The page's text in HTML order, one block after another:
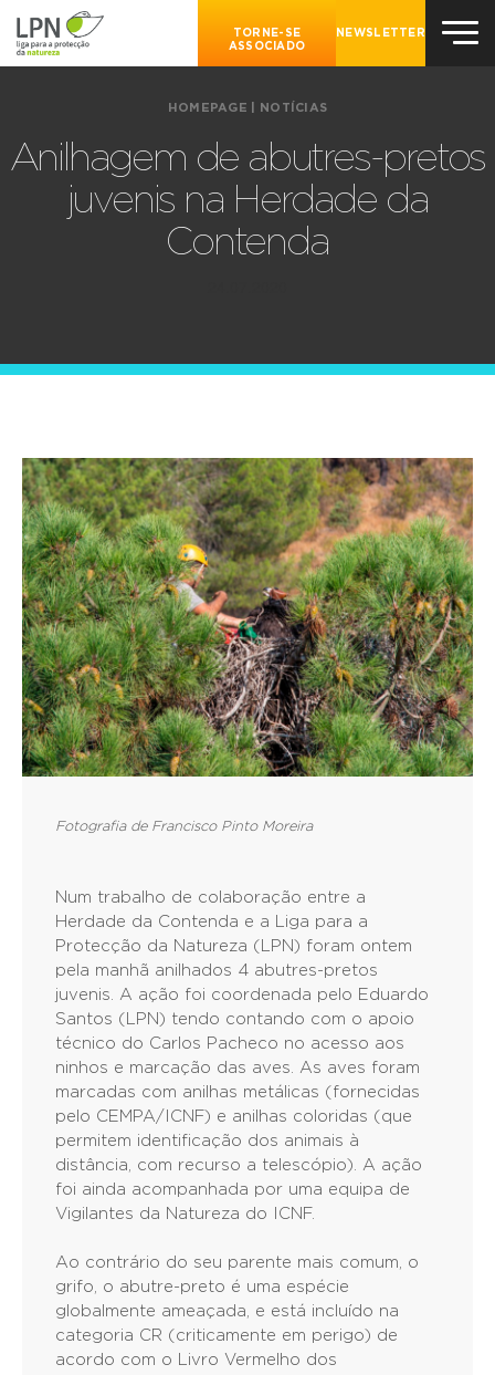
TORNE-SE
ASSOCIADO
NEWSLETTER
HOMEPAGE NOTÍCIAS
Anilhagem de abutres-pretos
juvenis na Herdade da
Contenda
Fotografia de Francisco Pinto Moreira
Num trabalho de colaboração entre a
Herdade da Contenda e a Liga para a
Protecção da Natureza (LPN) foram ontem
pela manhã anilhados 4 abutres-pretos
juvenis. A ação foi coordenada pelo Eduardo
Santos (LPN) tendo contando com o apoio
técnico do Carlos Pacheco no acesso aos
ninhos e marcação das aves. As aves foram
marcadas com anilhas metálicas (fornecidas
pelo CEMPA/ICNF) e anilhas coloridas (que
permitem identificação dos animais à
distância, com recurso a telescópio). A ação
foi ainda acompanhada por uma equipa de
Vigilantes da Natureza do ICNF.
Ao contrário do seu parente mais comum, o
grifo, o abutre-preto é uma espécie
globalmente ameaçada, e está incluído na
categoria CR (criticamente em perigo) de
acordo com o Livro Vermelho dos